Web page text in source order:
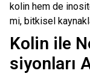
kolin hem de
mi, bitkisel
Kolin ile
siyonları